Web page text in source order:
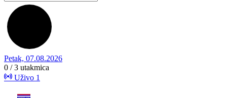
Petak, 07.08.2026
0 / 3 utakmica
Uživo 1